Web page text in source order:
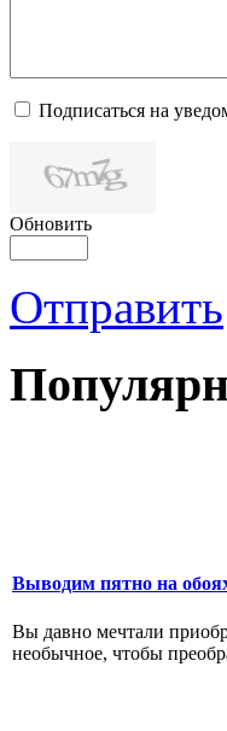
Подписаться на
Обновить
Отправить
Выводим пятно на
Вы давно мечтали
необычное, чтобы